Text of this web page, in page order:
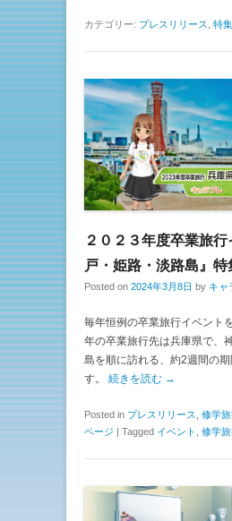
カテゴリー: プレスリリース 特
２０２３年度卒業旅
戸・姫路・淡路島』特
Posted on 2024年3月8日 by キャ
毎年恒例の卒業旅行イベント
年の卒業旅行先は兵庫県で、
島を順に訪れる、約2週間の
す。 続きを読む →
Posted in プレスリリース 修学
ページ | Tagged イベント 修学